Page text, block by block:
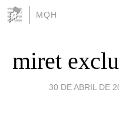
MQH
miret
30 DE ABRIL DE